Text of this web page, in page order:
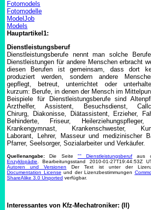
Fotomodels
Fotomodelle
ModelJob
Models
Hauptartikel1:
Dienstleistungsberuf
Dienstleistungsberufe nennt man solche
Dienstleistungen für andere Menschen erbracht
diesen Berufen ist gemeinsam, dass dort
produziert werden, sondern andere
gepflegt, betreut, unterrichtet oder
kurzum: Berufe, in denen der Mensch im
Beispiele für Dienstleistungsberufe sind
Arzthelfer, Assistent, Besuchsdienst,
Chirurg, Diakonisse, Diätassistent, Erzieher,
Behinderte, Friseur, Heilerziehungspfleger,
Krankengymnast, Krankenschwester,
Laborant, Lehrer, Masseur und medizinischer
Pfarrer, Seelsorger, Sozialarbeiter und Verkäufer.
Quellenangabe:Die Seite "" Dienstleistungsberuf aus
Enzyklopädie . Bearbeitungsstand 2010-01-27T19:44:53Z
Autoren und Versionen
Der Text ist unter der
Documentation License und der Lizenzbestimmungen
ShareAlike 3.0 Unported verfügbar.
Interessantes von Kfz-Mechatroniker: (II)